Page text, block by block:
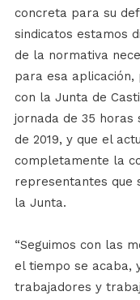
concreta para su
sindicatos estamos
de la normativa
para esa aplicación,
con la Junta de
jornada de 35 horas
de 2019, y que el
completamente la
representantes que
la Junta.
“Seguimos con las
el tiempo se acaba,
trabajadores y